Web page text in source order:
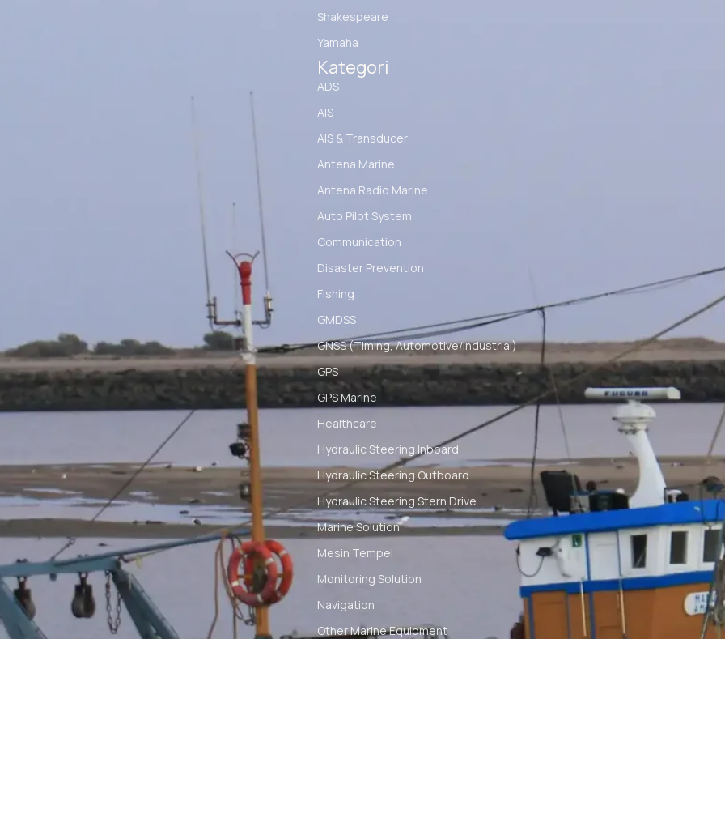
Shakespeare
Yamaha
Kategori
ADS
AIS
AIS & Transducer
Antena Marine
Antena Radio Marine
Auto Pilot System
Communication
Disaster Prevention
Fishing
GMDSS
GNSS (Timing, Automotive/Industrial)
GPS
GPS Marine
Healthcare
Hydraulic Steering Inboard
Hydraulic Steering Outboard
Hydraulic Steering Stern Drive
Marine Solution
Mesin Tempel
Monitoring Solution
Navigation
Other Marine Equipment